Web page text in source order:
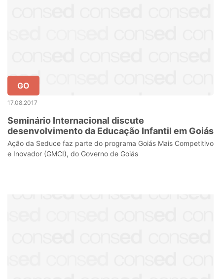
GO
17.08.2017
Seminário Internacional discute
desenvolvimento da Educação Infantil em Goiás
Ação da Seduce faz parte do programa Goiás Mais Competitivo
e Inovador (GMCI), do Governo de Goiás